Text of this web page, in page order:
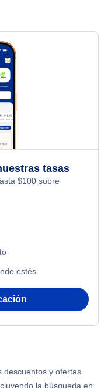
tasas
$100 sobre
estés
descuentos y ofertas
la búsqueda en